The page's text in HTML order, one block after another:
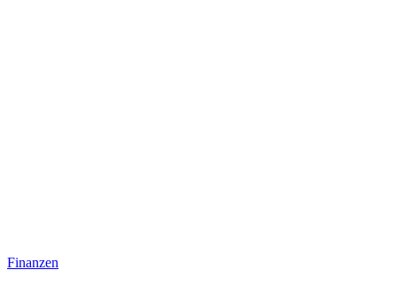
Finanzen